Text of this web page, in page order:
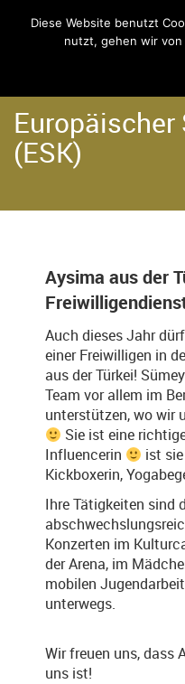
Angebote
(ESK)
Aysima aus der
Auch dieses Jahr
einer Freiwilligen in
aus der Türkei!
Team vor allem im
unterstützen, wo wir
Sie ist eine
Influencerin
ist
Kickboxerin,
Ihre Tätigkeiten sind
Konzerten im
der Arena, im
mobilen
unterwegs.
Wir freuen uns, dass
uns ist!
Diese Website benutzt
nutzt, gehen wir von